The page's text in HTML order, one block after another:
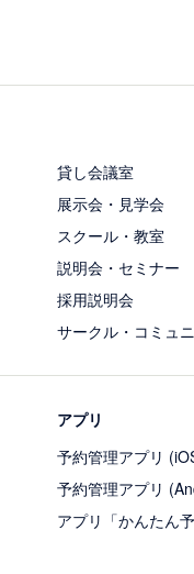
貸し会議室
展示会・見学会
スクール・教室
説明会・セミナー
採用説明会
サークル・コミュ
アプリ
予約管理アプリ
予約管理アプリ
アプリ「かんたん予